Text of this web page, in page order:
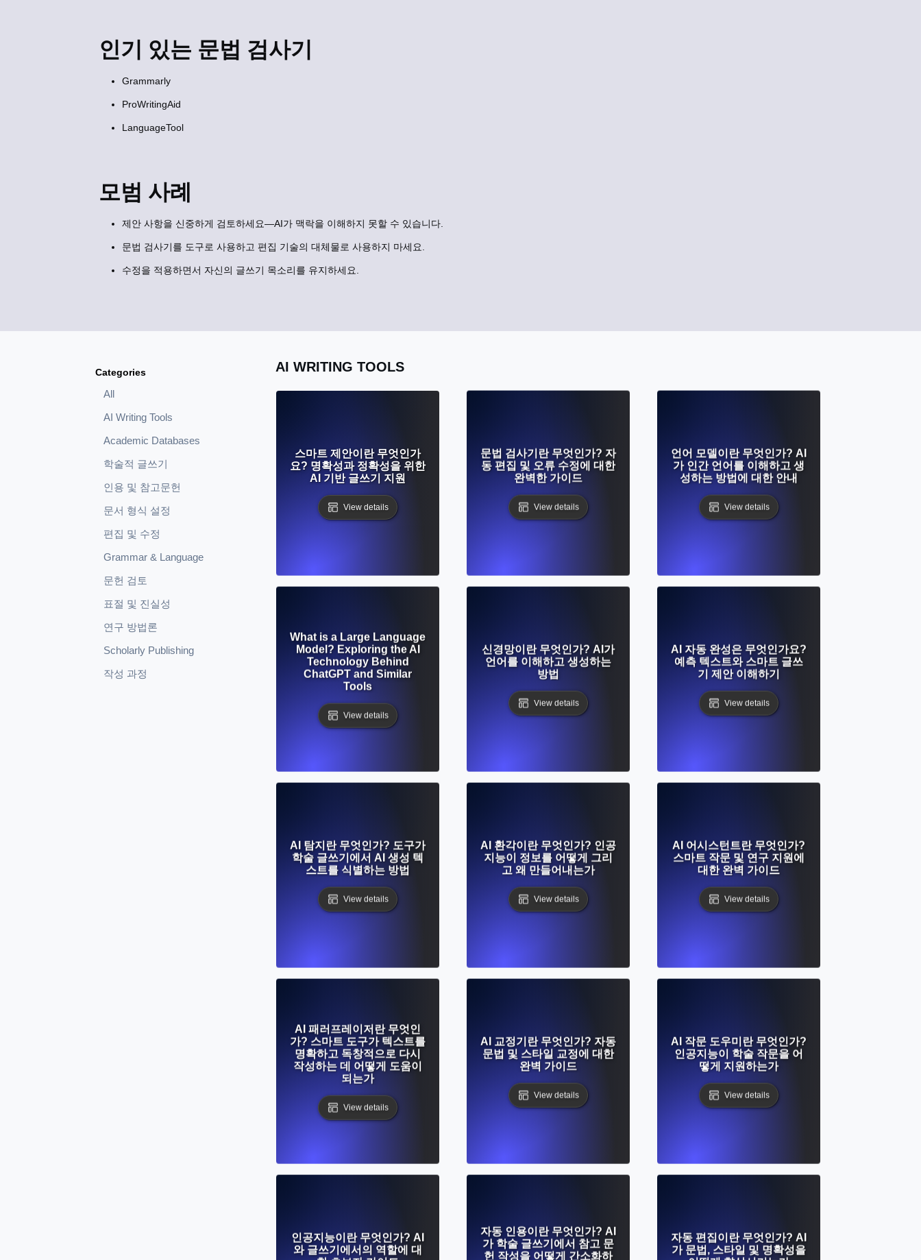
인기 있는 문법 검사기
Grammarly
ProWritingAid
LanguageTool
모범 사례
제안 사항을 신중하게 검토하세요—AI가 맥락을 이해하지 못할 수 있습니다.
문법 검사기를 도구로 사용하고 편집 기술의 대체물로 사용하지 마세요.
수정을 적용하면서 자신의 글쓰기 목소리를 유지하세요.
Categories
All
AI Writing Tools
Academic Databases
학술적 글쓰기
인용 및 참고문헌
문서 형식 설정
편집 및 수정
Grammar & Language
문헌 검토
표절 및 진실성
연구 방법론
Scholarly Publishing
작성 과정
AI WRITING TOOLS
스마트 제안이란 무엇인가
요? 명확성과 정확성을 위한
AI 기반 글쓰기 지원
View details
문법 검사기란 무엇인가? 자
동 편집 및 오류 수정에 대한
완벽한 가이드
View details
언어 모델이란 무엇인가? AI
가 인간 언어를 이해하고 생
성하는 방법에 대한 안내
View details
What is a Large Language
Model? Exploring the AI
Technology Behind
ChatGPT and Similar
Tools
View details
신경망이란 무엇인가? AI가
언어를 이해하고 생성하는
방법
View details
AI 자동 완성은 무엇인가요?
예측 텍스트와 스마트 글쓰
기 제안 이해하기
View details
AI 탐지란 무엇인가? 도구가
학술 글쓰기에서 AI 생성 텍
스트를 식별하는 방법
View details
AI 환각이란 무엇인가? 인공
지능이 정보를 어떻게 그리
고 왜 만들어내는가
View details
AI 어시스턴트란 무엇인가?
스마트 작문 및 연구 지원에
대한 완벽 가이드
View details
AI 패러프레이저란 무엇인
가? 스마트 도구가 텍스트를
명확하고 독창적으로 다시
작성하는 데 어떻게 도움이
되는가
View details
AI 교정기란 무엇인가? 자동
문법 및 스타일 교정에 대한
완벽 가이드
View details
AI 작문 도우미란 무엇인가?
인공지능이 학술 작문을 어
떻게 지원하는가
View details
인공지능이란 무엇인가? AI
와 글쓰기에서의 역할에 대
자동 인용이란 무엇인가? AI
가 학술 글쓰기에서 참고 문
헌 작성을 어떻게 간소화하
자동 편집이란 무엇인가? AI
가 문법, 스타일 및 명확성을